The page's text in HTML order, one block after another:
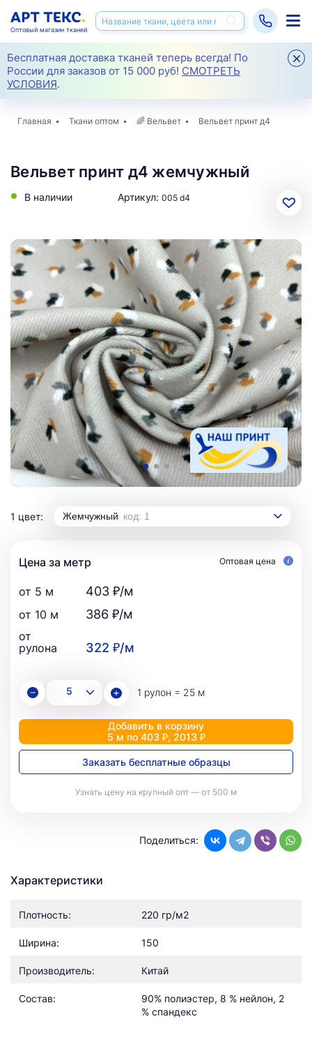
Бесплатная доставка тканей теперь всегда! По
России для заказов от 15 000 руб! СМОТРЕТЬ
УСЛОВИЯ.
Оптовый магазин тканей
Главная Ткани оптом 🌈 Вельвет Вельвет принт д4
Вельвет принт д4 жемчужный
В наличии Артикул: 005 d4
1 цвет: Жемчужный код: 1
Цена за метр Оптовая цена
от 5 м 403 ₽/м
от 10 м 386 ₽/м
от
рулона
322 ₽/м
1 рулон = 25 м
Добавить в корзину
5 м по 403 ₽, 2013 ₽
Заказать бесплатные образцы
Узнать цену на крупный опт — от 500 м
Поделиться:
Характеристики
Плотность: 220 гр/м2
Ширина: 150
Производитель: Китай
Состав:
90% полиэстер, 8 % нейлон, 2
% спандекс